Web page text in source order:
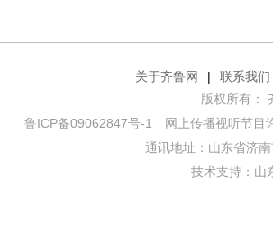
关于齐鲁网 |
联系我们
版权所有：
鲁ICP备09062847号-1
网上传播视听节目
通讯地址：山东省济
技术支持： 山